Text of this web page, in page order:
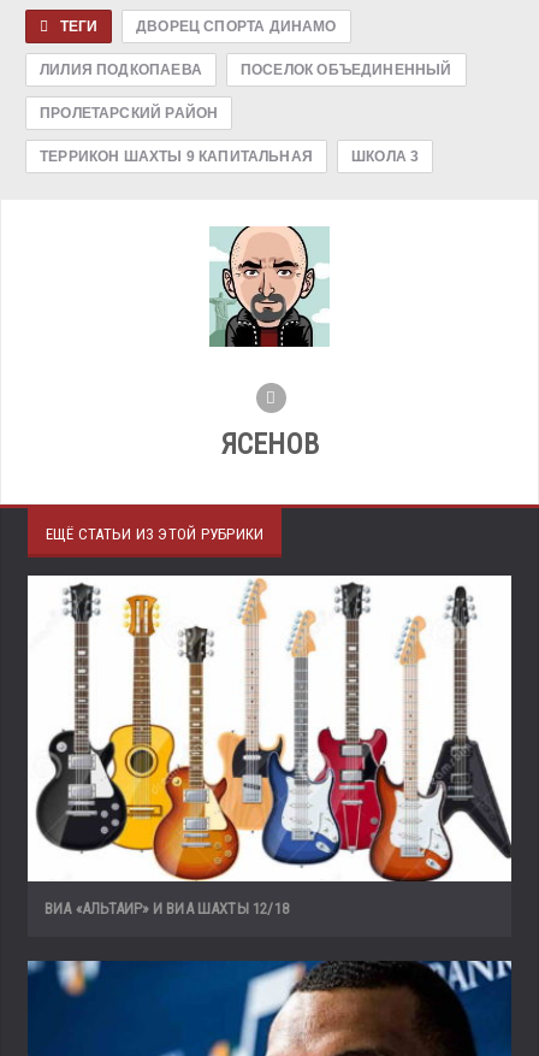
ТЕГИ ДВОРЕЦ СПОРТА ДИНАМО
ЛИЛИЯ ПОДКОПАЕВА ПОСЕЛОК ОБЪЕДИНЕННЫЙ
ПРОЛЕТАРСКИЙ РАЙОН
ТЕРРИКОН ШАХТЫ 9 КАПИТАЛЬНАЯ ШКОЛА 3
ЯСЕНОВ
ЕЩЁ СТАТЬИ ИЗ ЭТОЙ РУБРИКИ
ВИА «АЛЬТАИР» И ВИА ШАХТЫ 12/18